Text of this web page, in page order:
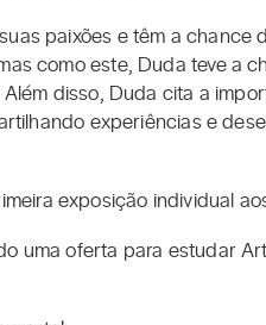
paixões e têm a
como este, Duda teve a
disso, Duda cita a
experiências e
exposição individual
uma oferta para estudar